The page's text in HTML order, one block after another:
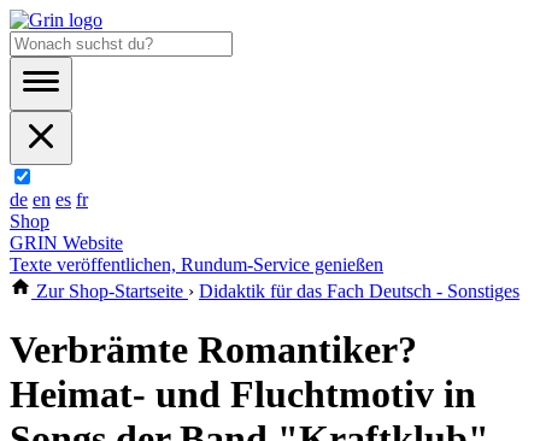
de en es fr
Shop
GRIN Website
Texte veröffentlichen, Rundum-Service genießen
Zur Shop-Startseite › Didaktik für das Fach Deutsch - Sonstiges
Verbrämte Romantiker?
Heimat- und Fluchtmotiv in